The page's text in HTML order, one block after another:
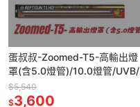
蛋叔叔-Zoomed-T5-高輸出燈
罩(含5.0燈管)/10.0燈管/UVB/
紫外線/補鈣燈/曬背燈
$5,540
$3,600